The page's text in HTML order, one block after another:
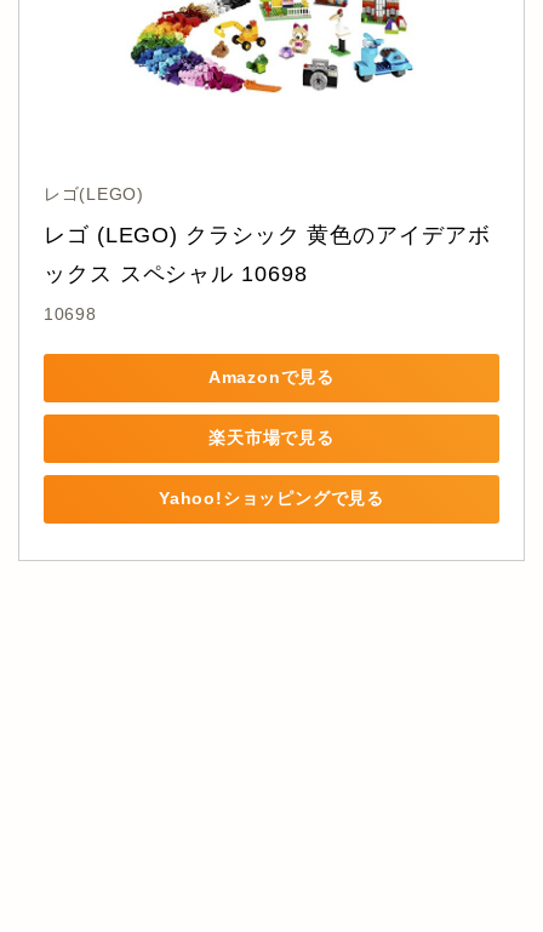
レゴ(LEGO)
レゴ (LEGO) クラシック 黄色のアイデアボ
ックス スペシャル 10698
10698
Amazonで見る
楽天市場で見る
Yahoo!ショッピングで見る